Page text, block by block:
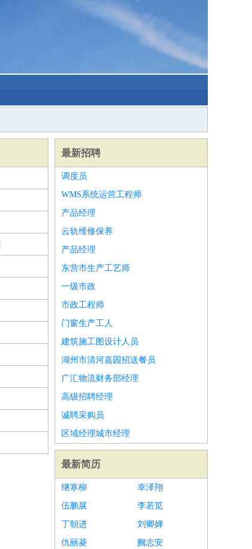
最新招聘
调度员
WMS系统运营工程师
产品经理
云轨维修保养
产品经理
东营市生产工艺师
一级市政
市政工程师
门窗生产工人
建筑施工图设计人员
湖州市清河嘉园招送餐员
广汇物流财务部经理
高级招聘经理
诚聘采购员
区域经理城市经理
最新简历
继寒柳
幸泽翔
伍鹏展
李若苋
丁朝进
刘卿婵
仇丽菱
阙志安